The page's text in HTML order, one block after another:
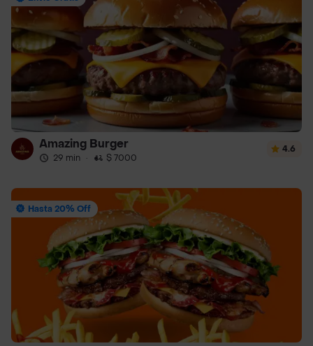
Amazing Burger
29 min · $ 7000
4.6
Hasta 20% Off